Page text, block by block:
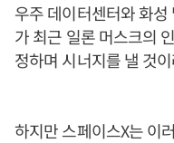
우주 데이터센터와 화
가 최근 일론 머스크의
정하며 시너지를 낼 것
하지만 스페이스X는 이